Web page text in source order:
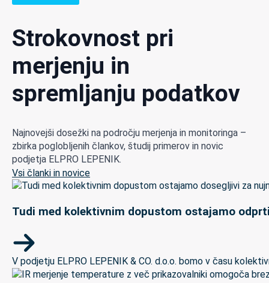
Strokovnost pri
merjenju in
spremljanju podatkov
Najnovejši dosežki na področju merjenja in monitoringa –
zbirka poglobljenih člankov, študij primerov in novic
podjetja ELPRO LEPENIK.
Vsi članki in novice
Tudi med kolektivnim dopustom ostajamo
V podjetju ELPRO LEPENIK & CO. d.o.o. bomo v času